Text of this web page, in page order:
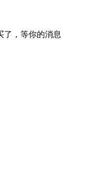
了，等你的消息